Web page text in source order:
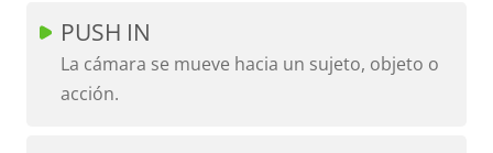
PUSH IN
La cámara se mueve hacia un sujeto, objeto o
acción.